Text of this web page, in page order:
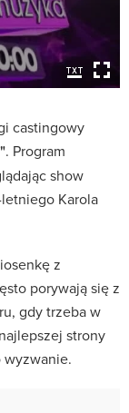
castingowy
. Program
show
Karola
z
porywają się z
gdy trzeba w
strony
wyzwanie.